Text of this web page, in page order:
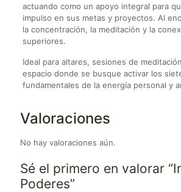
actuando como un apoyo integral para
impulso en sus metas y proyectos. Al
la concentración, la meditación y la
superiores.
Ideal para altares, sesiones de
espacio donde se busque activar los
fundamentales de la energía personal y
Valoraciones
No hay valoraciones aún.
Sé el primero en valorar
Poderes”